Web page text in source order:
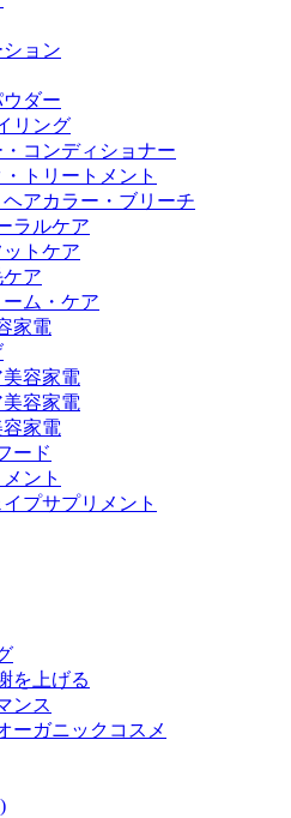
ョン
ダー
リング
コンディショナー
トリートメント
アカラー・ブリーチ
ラルケア
トケア
ア
ム・ケア
家電
容家電
容家電
家電
ード
ント
プサプリメント
を上げる
ンス
ーガニックコスメ